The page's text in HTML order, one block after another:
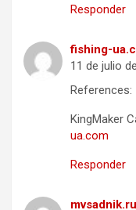
Responder
fishing-
11 de julio
References:
KingMaker
ua.com
Responder
mvsadnik.ru